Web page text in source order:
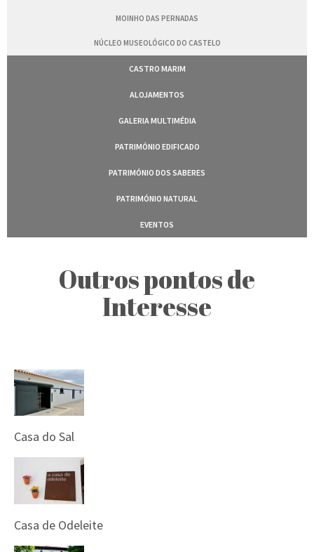
MOINHO DAS PERNADAS
NÚCLEO MUSEOLÓGICO DO CASTELO
CASTRO MARIM
ALOJAMENTOS
GALERIA MULTIMÉDIA
PATRIMÓNIO EDIFICADO
PATRIMÓNIO DOS SABERES
PATRIMÓNIO NATURAL
EVENTOS
Outros pontos de
Interesse
Casa do Sal
Casa de Odeleite